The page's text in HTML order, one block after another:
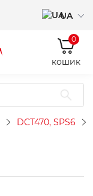
UA
0
кошик
DCT470, SPS6